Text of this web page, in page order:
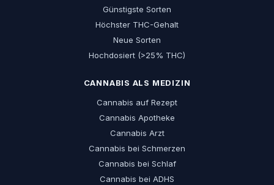
Günstigste Sorten
Höchster THC-Gehalt
Neue Sorten
Hochdosiert (>25% THC)
CANNABIS ALS MEDIZIN
Cannabis auf Rezept
Cannabis Apotheke
Cannabis Arzt
Cannabis bei Schmerzen
Cannabis bei Schlaf
Cannabis bei ADHS